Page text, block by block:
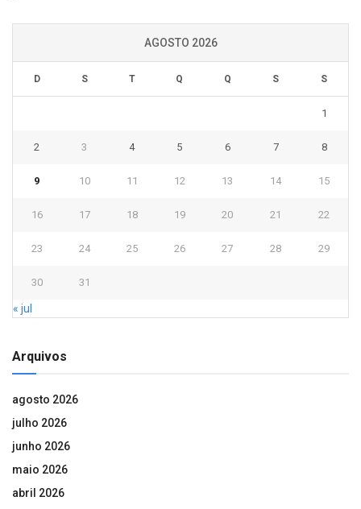
AGOSTO 2026
D S T Q Q S S
1
2 3 4 5 6 7 8
9 10 11 12 13 14 15
16 17 18 19 20 21 22
23 24 25 26 27 28 29
30 31
« jul
Arquivos
agosto 2026
julho 2026
junho 2026
maio 2026
abril 2026